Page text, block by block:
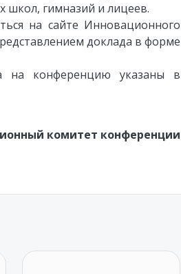
школ, гимназий и лицеев.
на сайте Инновационного
доклада в форме
на конференцию указаны в
комитет конференции